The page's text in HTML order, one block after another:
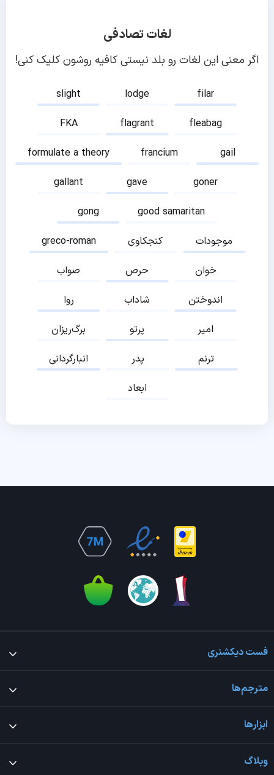
لغات تصادفی
اگر معنی این لغات رو بلد نیستی کافیه روشون کلیک کنی!
slight lodge
filar
FKA
flagrant
fleabag
formulate a theory
francium
gail
gallant
gave
goner
gong
good samaritan
greco-roman
کنجکاوی
موجودات
صواب
حرص
خوان
روا
شاداب
اندوختن
برگ‌ریزان
پرتو
امیر
انبارگردانی
پدر
ترنم
ابعاد
فست دیکشنری
مترجم‌ها
ابزارها
وبلاگ